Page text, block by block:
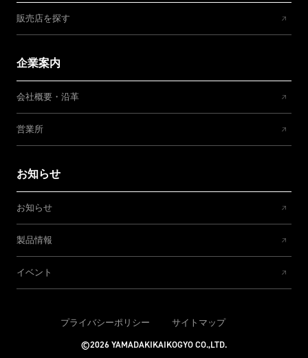
販売店を探す
企業案内
会社概要・沿革
営業所
お知らせ
お知らせ
製品情報
イベント
プライバシーポリシー サイトマップ
©2026 YAMADAKIKAIKOGYO CO.,LTD.